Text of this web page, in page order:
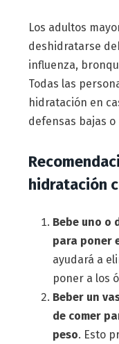
Los adultos
deshidratarse
influenza,
Todas las
hidratación en
defensas bajas
hidratación
Bebe uno o
para poner
ayudará a
poner a los
Beber un
de comer
peso. Esto